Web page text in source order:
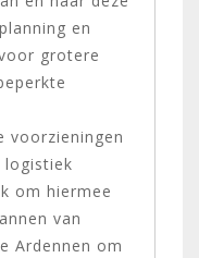
en
grotere
voorzieningen
logistiek
om hiermee
van
Ardennen om